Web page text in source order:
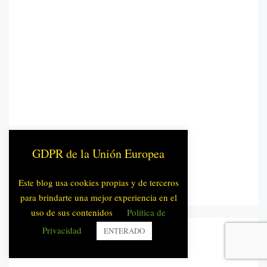
GDPR de la Unión Europea
Este blog usa cookies propias y de terceros
para brindarte una mejor experiencia en el
uso de sus contenidos
Política de
Privacidad
ENTERADO